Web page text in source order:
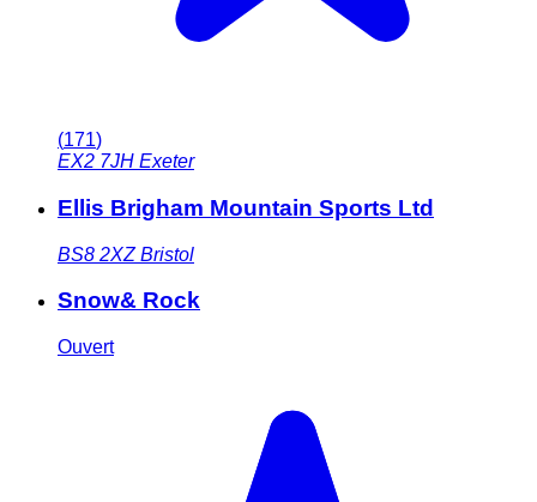
(171)
EX2 7JH Exeter
Ellis Brigham Mountain Sports Ltd
BS8 2XZ Bristol
Snow& Rock
Ouvert